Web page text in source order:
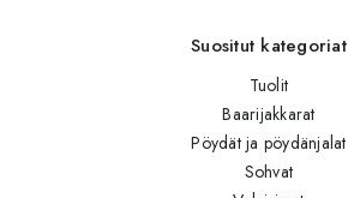
Suositut kategoriat
Tuolit
Baarijakkarat
Pöydät ja pöydänjalat
Sohvat